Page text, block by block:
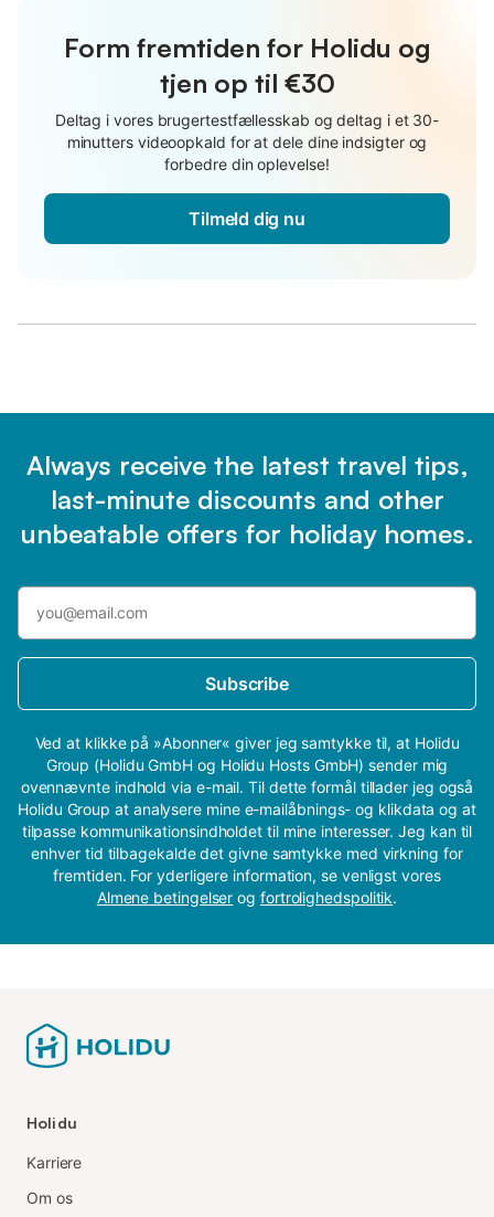
Form fremtiden for Holidu og
tjen op til €30
Deltag i vores brugertestfællesskab og deltag i et 30-
minutters videoopkald for at dele dine indsigter og
forbedre din oplevelse!
Tilmeld dig nu
Always receive the latest travel tips,
last-minute discounts and other
unbeatable offers for holiday homes.
Subscribe
Ved at klikke på »Abonner« giver jeg samtykke til, at Holidu
Group (Holidu GmbH og Holidu Hosts GmbH) sender mig
ovennævnte indhold via e-mail. Til dette formål tillader jeg også
Holidu Group at analysere mine e-mailåbnings- og klikdata og at
tilpasse kommunikationsindholdet til mine interesser. Jeg kan til
enhver tid tilbagekalde det givne samtykke med virkning for
fremtiden. For yderligere information, se venligst vores
Almene betingelser og fortrolighedspolitik.
Holidu
Karriere
Om os